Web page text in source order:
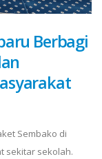
Berbagi
Sembako di
sekitar sekolah.